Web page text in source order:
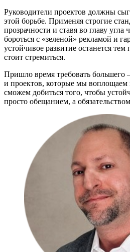
Руководители проектов должны
этой борьбе. Применяя строгие
прозрачности и ставя во главу
бороться с «зеленой» рекламой и
устойчивое развитие останется
стоит стремиться.
Пришло время требовать большего
и проектов, которые мы
сможем добиться того, чтобы
просто обещанием, а